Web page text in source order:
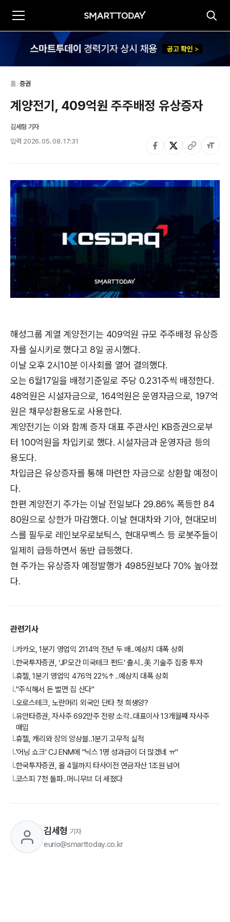
홈>증권
계양전기, 409억원 주주배정 유상증자
김세형 기자
입력 2026. 05. 08. 17:31
해성그룹 계열 계양전기는 409억원 규모 주주배정 유상증
자를 실시키로 했다고 8일 공시했다.
이날 오후 2시10분 이사회를 열어 결의했다.
오는 6월17일을 배정기준일로 주당 0.231주씩 배정한다.
48억원은 시설자금으로, 164억원은 운영자금으로, 197억
원은 채무상환용도로 사용한다.
계양전기는 이와 함께 증자 대표 주관사인 KB증권으로부
터 100억원을 차입키로 했다. 시설자금과 운영자금 등의
용도다.
차입금은 유상증자를 통해 마련한 자금으로 상환할 예정이
다.
한편 계양전기 주가는 이날 전일보다 29.86% 폭등한 84
80원으로 상한가 마감했다. 이날 현대차와 기아, 현대모비
스를 필두로 레인보우로보틱스, 현대무벡스 등 로봇주들이
일제히 급등하면서 동반 급등했다.
현 주가는 유상증자 예정발행가 4985원보다 70% 높아졌
다.
관련기사
└카카오, 1분기 영업익 2114억 전년 두 배..예상치 대폭 상회
└한국투자증권, ‘JP모간 미국테크 펀드’ 출시..美 기술주 집중 투자
└휴젤, 1분기 영업익 476억 22%↑..예상치 대폭 상회
└"주식해서 돈 벌면 집 산다"
└오로스테크, 노란머리 외국인 단타 첫 희생양?
└유안타증권, 자사주 692만주 전량 소각..대표이사 13개월째 자사주
매입
└휴젤, 캐리와 장의 앙상블..1분기 고무적 실적
└'어닝 쇼크' CJ ENM에 "닉스 1명 성과급이 더 많겠네 ㅠ"
└한국투자증권, 올 4월까지 타사이전 연금자산 1조원 넘어
└코스피 7천 돌파..머니무브 더 세졌다
김세형 기자
eurio@smarttoday.co.kr